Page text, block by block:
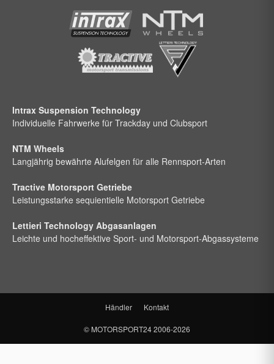
Intrax Suspension Technology
Individuelle Fahrwerke für Trackday und Clubsport
NTM Wheels
Langjährig bewährte Alufelgen für alle Rennsport-Arten
Tractive Motorsport Getriebe
Leistungsstarke sequientielle Motorsport Getriebe
Lettieri Technology Abgasanlagen
Leichte und hocheffektive Sport- und Motorsport-Abgassysteme
Händler Kontakt
© MOTORSPORT242006-2026